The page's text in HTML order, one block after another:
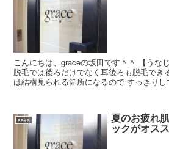
こんにちは、graceの坂田です＾＾ 【うな
脱毛では後ろだけでなく耳後ろも脱毛で
は結構見られる箇所になるので すっきり
saka 夏のお疲れ
ックがオス